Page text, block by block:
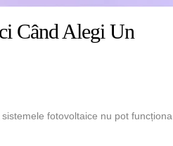
Când Alegi Un
fotovoltaice nu pot funcționa